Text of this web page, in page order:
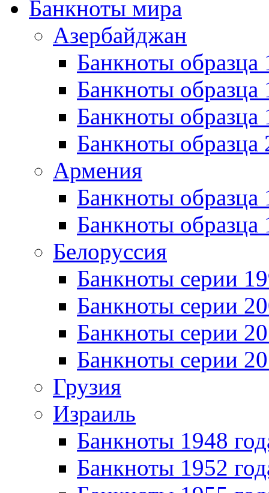
Банкноты мира
Азербайджан
Банкноты образца
Банкноты образца
Банкноты
Банкноты образца
Армения
Банкноты образца
Банкноты образца
Белоруссия
Банкноты серии
Банкноты серии
Банкноты серии
Банкноты серии
Грузия
Израиль
Банкноты 1948
Банкноты 1952